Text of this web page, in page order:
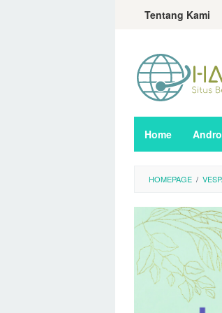
LoncatTentang Kami
Home
HOMEPAGE /